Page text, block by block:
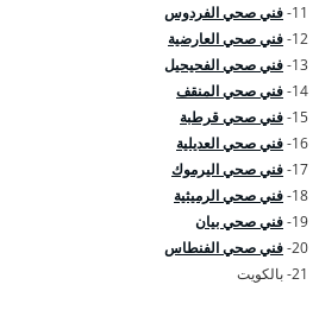
11- فني صحي الفردوس
12- فني صحي العارضية
13- فني صحي الفحيحيل
14- فني صحي المنقف
15- فني صحي قرطبة
16- فني صحي العديلية
17- فني صحي اليرموك
18- فني صحي الرميثية
19- فني صحي بيان
20- فني صحي الفنطاس
21- بالكويت